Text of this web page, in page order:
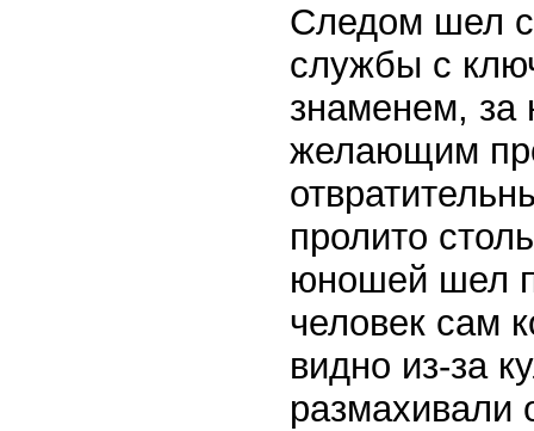
Следом шел
службы с
знаменем,
желающим
пролито
юношей шел
человек сам
видно из-за
размахивали